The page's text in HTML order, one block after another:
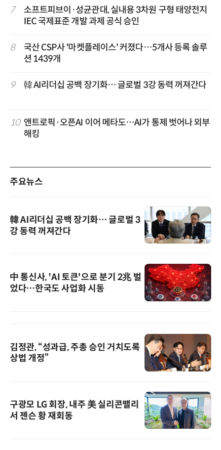
7
소프트피브이·성균관대, 실내용 3차원 구형 태양전지
IEC 국제표준 개발 과제 공식 승인
8
국산 CSP사 '마켓플레이스' 커졌다…5개사 등록 솔루
션 1439개
9 韓 AI리더십 공백 장기화… 글로벌 3강 동력 꺼져간다
10 앤트로픽·오픈AI 이어 메타도…AI가 통제 벗어나 외부
해킹
주요뉴스
韓 AI리더십 공백 장기화… 글로벌 3
강 동력 꺼져간다
中 통신사, 'AI 토큰'으로 분기 2兆 벌
었다…한국도 사업화 시동
김정관, “성과급, 주총 승인 거치도록
상법 개정”
구광모 LG 회장, 내주 美 실리콘밸리
서 젠슨 황 재회동